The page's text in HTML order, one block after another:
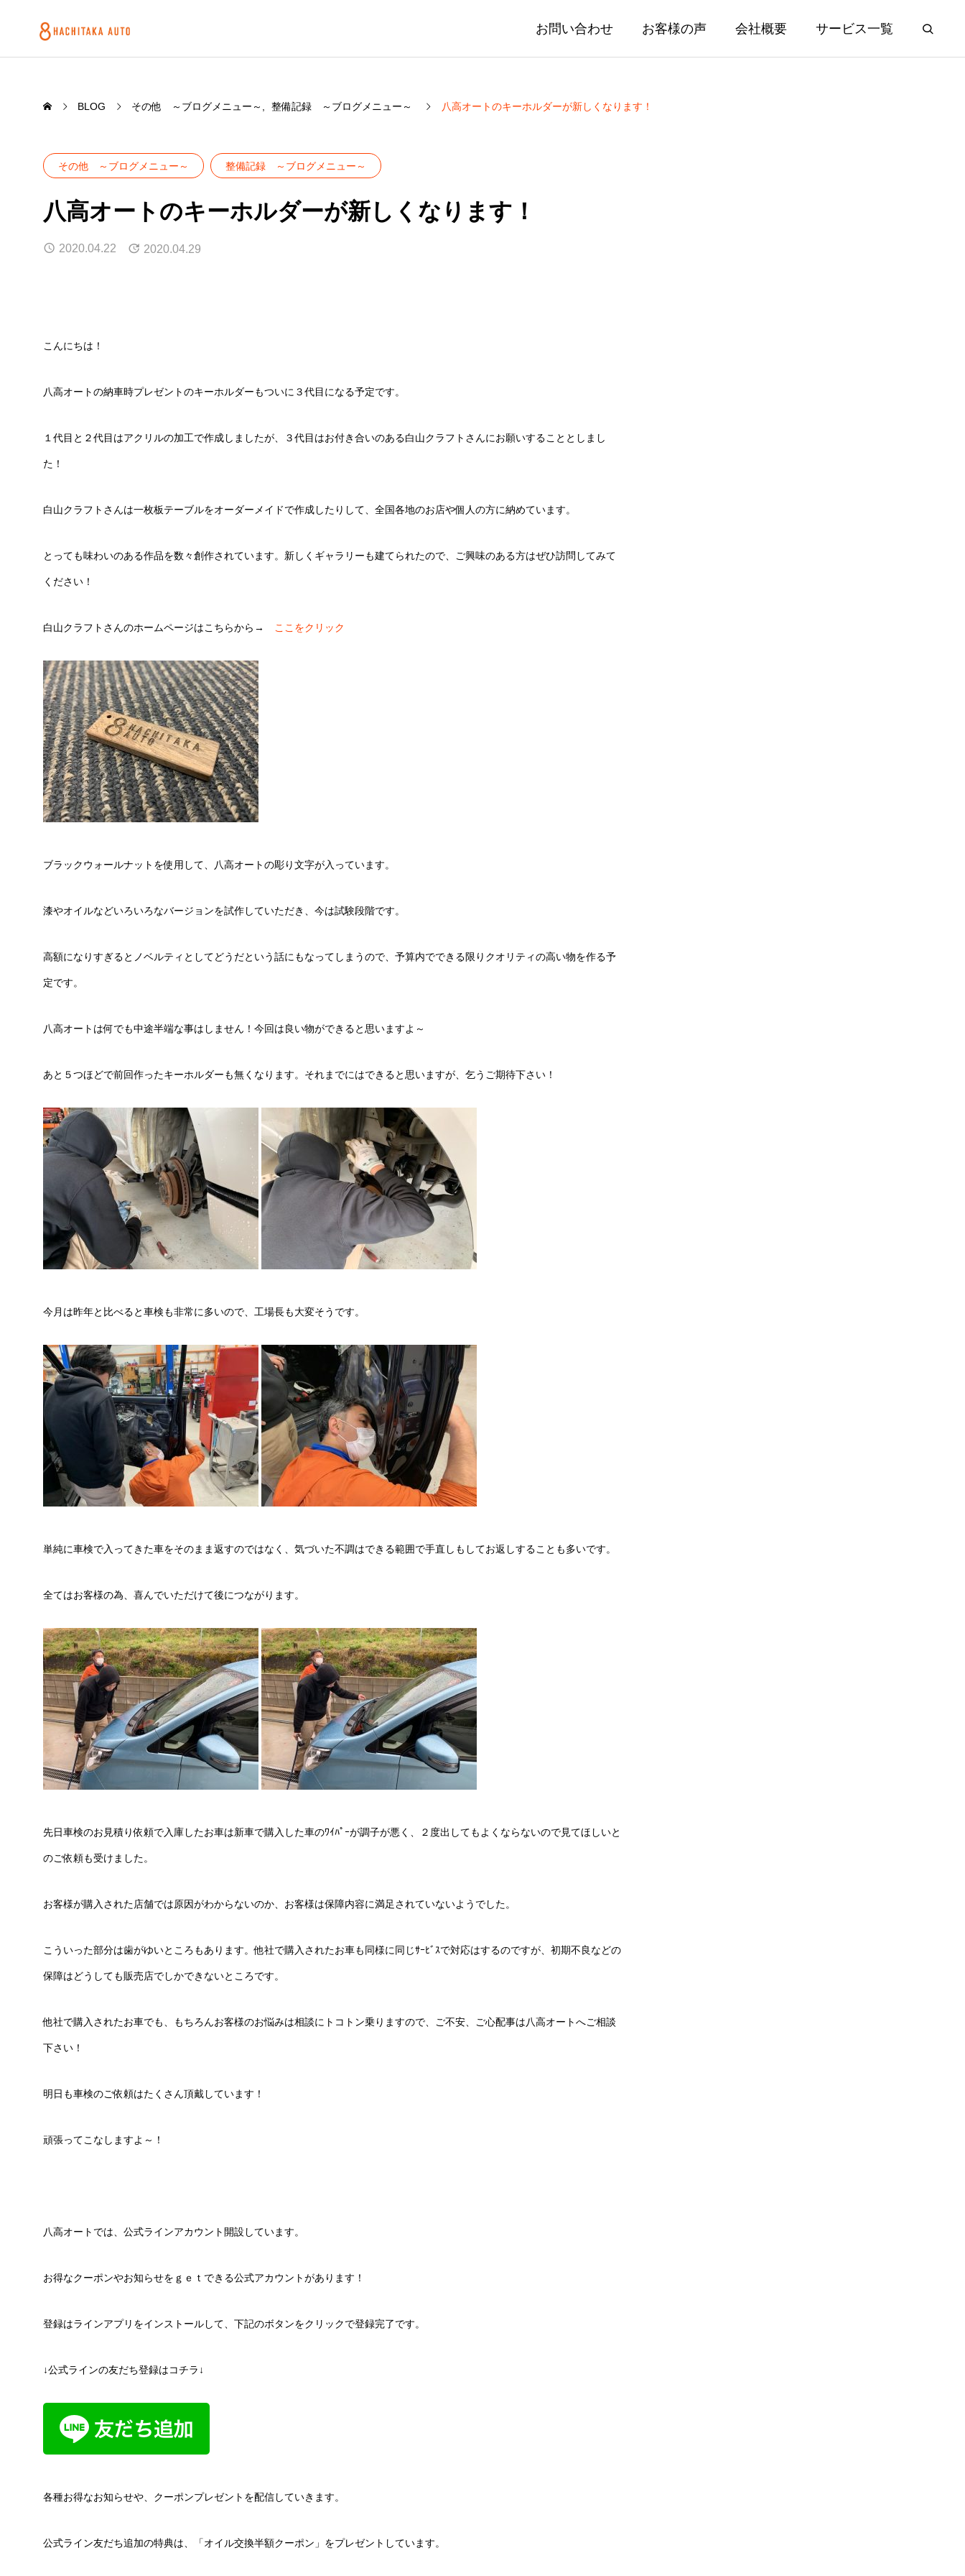
お問い合わせ お客様の声 会社概要 サービス一覧
BLOG その他 ～ブログメニュー～ 整備記録 ～ブログメニュー～ 八高オートのキーホルダーが新しくなります！
その他 ～ブログメニュー～ 整備記録 ～ブログメニュー～
八高オートのキーホルダーが新しくなります！
2020.04.22 2020.04.29
こんにちは！
八高オートの納車時プレゼントのキーホルダーもついに３代目になる予定です。
１代目と２代目はアクリルの加工で作成しましたが、３代目はお付き合いのある白山クラフトさんにお願いすることとしまし
た！
白山クラフトさんは一枚板テーブルをオーダーメイドで作成したりして、全国各地のお店や個人の方に納めています。
とっても味わいのある作品を数々創作されています。新しくギャラリーも建てられたので、ご興味のある方はぜひ訪問してみて
ください！
白山クラフトさんのホームページはこちらから→ ここをクリック
ブラックウォールナットを使用して、八高オートの彫り文字が入っています。
漆やオイルなどいろいろなバージョンを試作していただき、今は試験段階です。
高額になりすぎるとノベルティとしてどうだという話にもなってしまうので、予算内でできる限りクオリティの高い物を作る予
定です。
八高オートは何でも中途半端な事はしません！今回は良い物ができると思いますよ～
あと５つほどで前回作ったキーホルダーも無くなります。それまでにはできると思いますが、乞うご期待下さい！
今月は昨年と比べると車検も非常に多いので、工場長も大変そうです。
単純に車検で入ってきた車をそのまま返すのではなく、気づいた不調はできる範囲で手直しもしてお返しすることも多いです。
全てはお客様の為、喜んでいただけて後につながります。
先日車検のお見積り依頼で入庫したお車は新車で購入した車のﾜｲﾊﾟｰが調子が悪く、２度出してもよくならないので見てほしいと
のご依頼も受けました。
お客様が購入された店舗では原因がわからないのか、お客様は保障内容に満足されていないようでした。
こういった部分は歯がゆいところもあります。他社で購入されたお車も同様に同じｻｰﾋﾞｽで対応はするのですが、初期不良などの
保障はどうしても販売店でしかできないところです。
他社で購入されたお車でも、もちろんお客様のお悩みは相談にトコトン乗りますので、ご不安、ご心配事は八高オートへご相談
下さい！
明日も車検のご依頼はたくさん頂戴しています！
頑張ってこなしますよ～！
八高オートでは、公式ラインアカウント開設しています。
お得なクーポンやお知らせをｇｅｔできる公式アカウントがあります！
登録はラインアプリをインストールして、下記のボタンをクリックで登録完了です。
↓公式ラインの友だち登録はコチラ↓
各種お得なお知らせや、クーポンプレゼントを配信していきます。
公式ライン友だち追加の特典は、「オイル交換半額クーポン」をプレゼントしています。